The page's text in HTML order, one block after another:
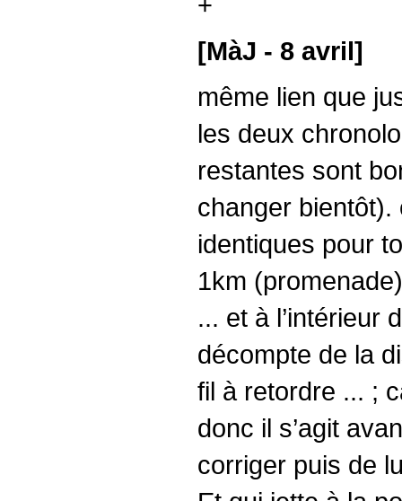
[MàJ - 8 avril]
même lien que
les deux
restantes sont
changer
identiques pour
1km
... et à l’intérieur
décompte de la
fil à retordre ... ;
donc il s’agit
corriger puis de